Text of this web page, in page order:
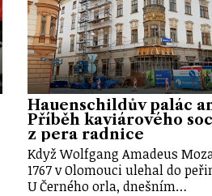
Hauenschildův palác
Příběh kaviárového
z pera radnice
Když Wolfgang Amadeus
1767 v Olomouci ulehal do
U Černého orla, dnešním…